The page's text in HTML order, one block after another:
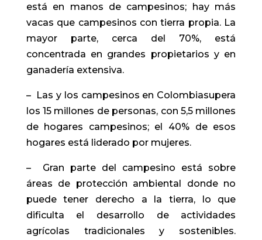
está en manos de campesinos; hay más
vacas que campesinos con tierra propia. La
mayor parte, cerca del 70%, está
concentrada en grandes propietarios y en
ganadería extensiva.
– Las y los campesinos en Colombiasupera
los 15 millones de personas, con 5,5 millones
de hogares campesinos; el 40% de esos
hogares está liderado por mujeres.
– Gran parte del campesino está sobre
áreas de protección ambiental donde no
puede tener derecho a la tierra, lo que
dificulta el desarrollo de actividades
agrícolas tradicionales y sostenibles.